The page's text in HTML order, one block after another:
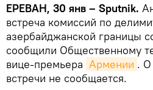
ЕРЕВАН, 30 янв – Sputnik.
встреча комиссий по
азербайджанской границы
сообщили Общественному
вице-премьера Армении . О
встречи не сообщается.